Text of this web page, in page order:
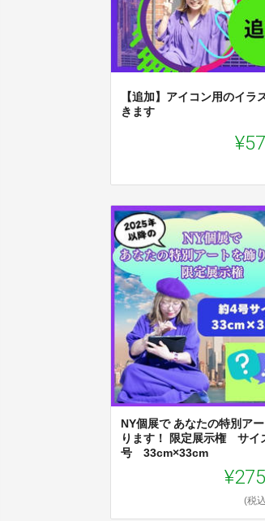
【追加】アイコン用のイラ
きます
NY個展で あなたの特別ア
ります！ 限定展示権 サイ
号 33cm×33cm
(税